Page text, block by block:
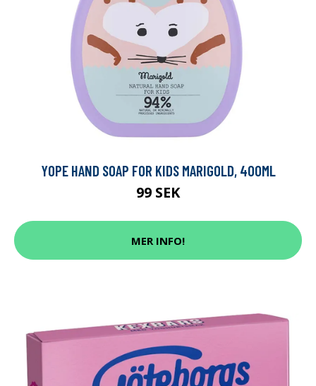
YOPE HAND SOAP FOR KIDS MARIGOLD, 400ML
99 SEK
MER INFO!